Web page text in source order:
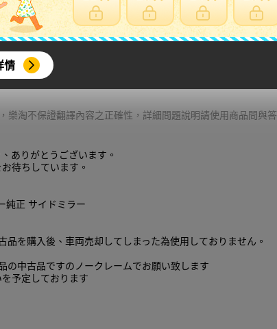
情
問與答(0)
樂淘不保證翻譯內容之正確性，詳細問題說明請使用商品問與答
ありがとうございます。
待ちしています。
純正 サイドミラー
品を購入後、車両売却してしまった為使用しておりません。
の中古品ですのノークレームでお願い致します
予定しております